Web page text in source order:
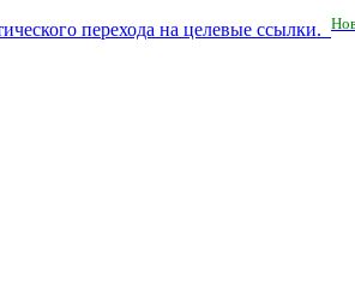
перехода на целевые ссылки.